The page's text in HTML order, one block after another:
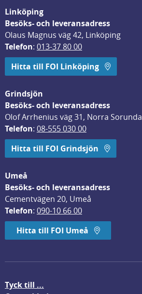
Linköping
Besöks- och leveransadress
Olaus Magnus väg 42, Linköping
Telefon: 013-37 80 00
Hitta till FOI Linköping
Grindsjön
Besöks- och leveransadress
Olof Arrhenius väg 31, Norra Sorunda
Telefon: 08-555 030 00
Hitta till FOI Grindsjön
Umeå
Besöks- och leveransadress
Cementvägen 20, Umeå
Telefon: 090-10 66 00
Hitta till FOI Umeå
Tyck till ...